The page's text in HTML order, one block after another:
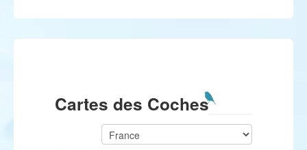
Cartes des Coches